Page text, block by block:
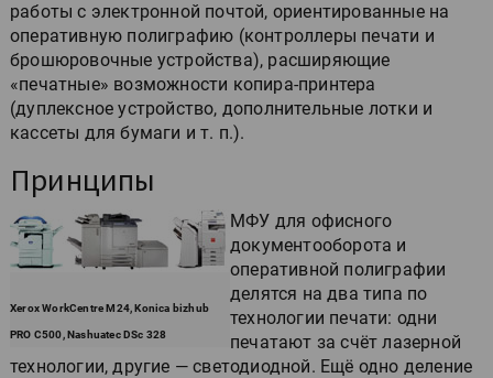
работы с электронной почтой, ориентированные на
оперативную полиграфию (контроллеры печати и
брошюровочные устройства), расширяющие
«печатные» возможности копира-принтера
(дуплексное устройство, дополнительные лотки и
кассеты для бумаги и т. п.).
Принципы
Xerox WorkCentre M24, Konica bizhub
PRO C500, Nashuatec DSc 328
МФУ для офисного
документооборота и
оперативной полиграфии
делятся на два типа по
технологии печати: одни
печатают за счёт лазерной
технологии, другие — светодиодной. Ещё одно деление